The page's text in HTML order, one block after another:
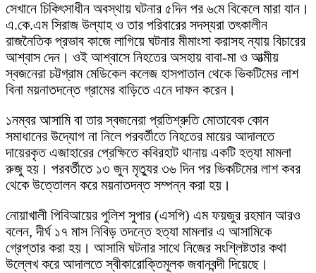
সেখানে চিকিৎসাধীন অবস্থায় ঘটনার ৫দিন পর ৬মে বিকেলে মারা যান।
এ.কে.এম সিরাজ উল্যাহ ও তার পরিবারের সদস্যরা তৎকালীন
রাজনৈতিক প্রভাব কাজে লাগিয়ে ঘটনার মীমাংসা করাসহ ন্যায় বিচারের
আশ্বাস দেন। ওই আশ্বাসে নিহতের অসহায় বাবা-মা ও আত্মীয়
স্বজনেরা চট্টগ্রাম মেডিকেল কলেজ হাসপাতাল থেকে ভিকটিমের লাশ
বিনা ময়নাতদন্তে গ্রামের বাড়িতে এনে দাফন করেন।
১নম্বর আসামি বা তার স্বজনেরা প্রতিশ্রুতি মোতাবেক কোন
সমাধানের উদ্যোগ না নিলে পরবর্তীতে নিহতের মায়ের আদালতে
দায়েরকৃত এজাহারের প্রেক্ষিতে কবিরহাট থানায় একটি হত্যা মামলা
রুজু হয়। পরবর্তীতে ১৩ জুন মৃত্যুর ৩৬ দিন পর ভিকটিমের লাশ কবর
থেকে উত্তোলন করে ময়নাতদন্ত সম্পন্ন করা হয়।
নোয়াখালী পিবিআয়ের পুলিশ সুপার (এসপি) এম ফয়জুর রহমান আরও
বলেন, দীর্ঘ ১৭ মাস নিবিড় তদন্তে হত্যা মামলার এ আসামিকে
গ্রেপ্তার করা হয়। আসামি ঘটনার সাথে নিজের সংশ্লিষ্টতার কথা
উল্লেখ করে আদালতে স্বীকারোক্তিমূলক জবানবন্দী দিয়েছে।